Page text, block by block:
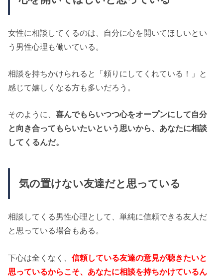
女性に相談してくるのは、自分に心を開いてほしいとい
う男性心理も働いている。
相談を持ちかけられると「頼りにしてくれている！」と
感じて嬉しくなる方も多いだろう。
そのように、喜んでもらいつつ心をオープンにして自分
と向き合ってもらいたいという思いから、あなたに相談
してくるんだ。
気の置けない友達だと思っている
相談してくる男性心理として、単純に信頼できる友人だ
と思っている場合もある。
下心は全くなく、信頼している友達の意見が聴きたいと
思っているからこそ、あなたに相談を持ちかけているん